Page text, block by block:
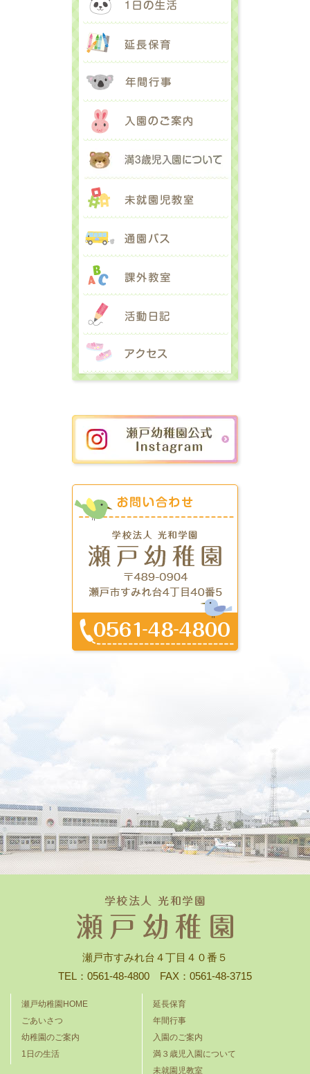
課外教室
活動日記
アクセス
瀬戸市すみれ台４丁目４０番５
TEL：0561-48-4800 FAX：0561-48-3715
瀬戸幼稚園HOME
ごあいさつ
幼稚園のご案内
1日の生活
延長保育
年間行事
入園のご案内
満３歳児入園について
未就園児教室